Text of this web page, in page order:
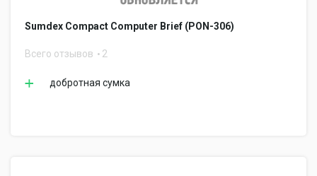
Sumdex Compact Computer Brief (PON-306)
Всего отзывов 2
добротная сумка